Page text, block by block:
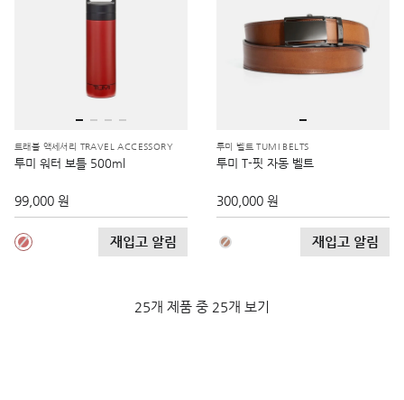
트래블 액세서리 TRAVEL ACCESSORY
투미 워터 보틀 500ml
99,000 원
재입고 알림
투미 벨트 TUMI BELTS
투미 T-핏 자동 벨트
300,000 원
재입고 알림
25개 제품 중 25개 보기